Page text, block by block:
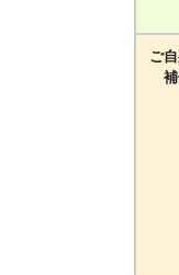
ご